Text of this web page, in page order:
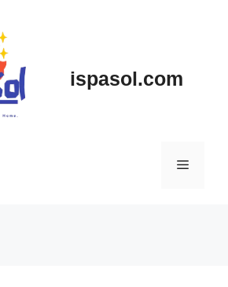
ispasol.com
Menu